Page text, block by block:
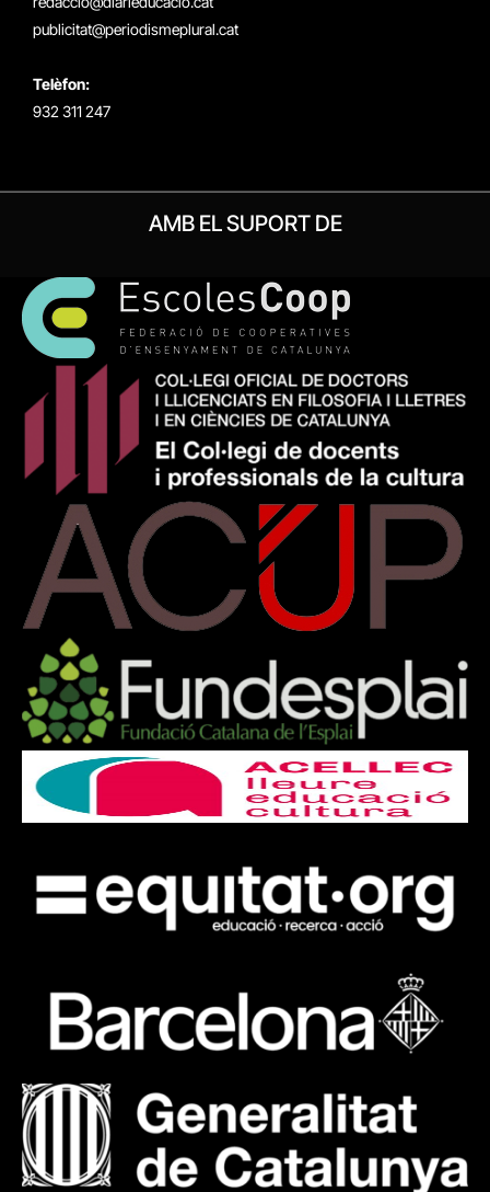
publicitat@periodismeplural.cat
Telèfon:
932 311 247
AMB EL SUPORT DE